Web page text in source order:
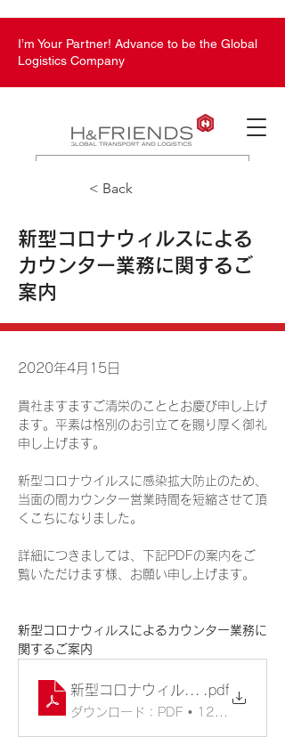
I’m Your Partner! Advance to be the Global
Logistics Company
< Back
新型コロナウィルスによる
カウンター業務に関するご
案内
2020年4月15日
貴社ますますご清栄のこととお慶び申し上げ
ます。平素は格別のお引立てを賜り厚く御礼
申し上げます。
​新型コロナウイルスに感染拡大防止のため、
当面の間カウンター営業時間を短縮させて頂
くこちになりました。
詳細につきましては、下記PDFの案内をご
覧いただけます様、お願い申し上げます。
新型コロナウィルスによるカウンター業務に
関するご案内
新型コロナウィルスによるカウ
.pdf
ダウンロード：PDF • 129KB